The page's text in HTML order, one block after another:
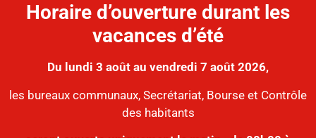
Horaire d’ouverture durant les
vacances d’été
Du lundi 3 août au vendredi 7 août 2026,
les bureaux communaux, Secrétariat, Bourse et Contrôle
des habitants